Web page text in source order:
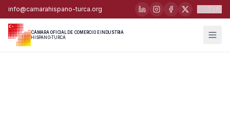
info@camarahispano-turca.org
CÁMARA OFICIAL DE COMERCIO E INDUSTRIA
HISPANO-TURCA